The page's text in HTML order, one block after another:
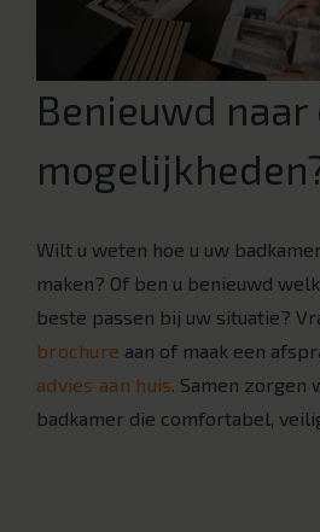
Benieuwd naar
Wilt u weten hoe u uw
maken? Of ben u benieuwd
beste passen bij uw situatie?
brochure aan of maak een
advies aan huis. Samen zorgen
badkamer die comfortabel,